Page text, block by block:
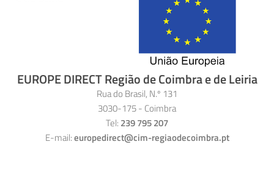
EUROPE DIRECT Região de Coimbra e de Leiria
Rua do Brasil, N.º 131
3030-175 - Coimbra
Tel: 239 795 207
E-mail:europedirect@cim-regiaodecoimbra.pt